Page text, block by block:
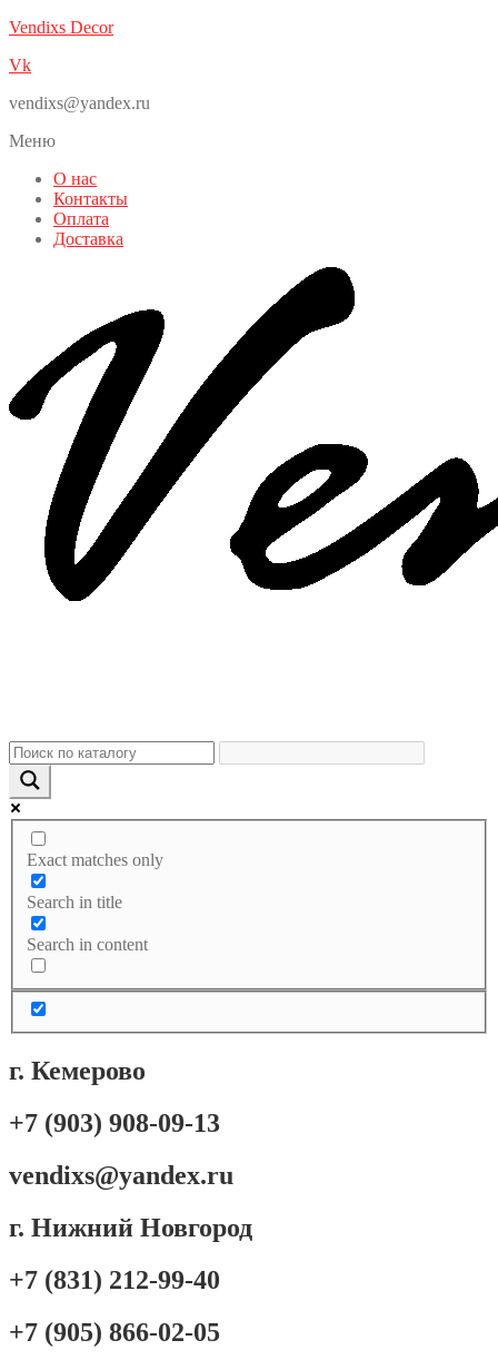
Vendixs Decor
Vk
vendixs@yandex.ru
Меню
О нас
Контакты
Оплата
Доставка
Exact matches only
Search in title
Search in content
г. Кемерово
+7 (903) 908-09-13
vendixs@yandex.ru
г. Нижний Новгород
+7 (831) 212-99-40
+7 (905) 866-02-05